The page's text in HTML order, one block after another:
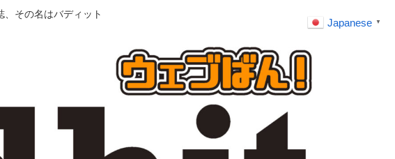
その名はバディット
Japanese ▼